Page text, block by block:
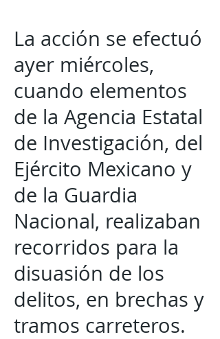
La acción se efectuó
ayer miércoles,
cuando elementos
de la Agencia Estatal
de Investigación, del
Ejército Mexicano y
de la Guardia
Nacional, realizaban
recorridos para la
disuasión de los
delitos, en brechas y
tramos carreteros.